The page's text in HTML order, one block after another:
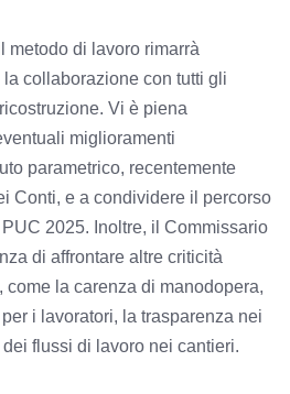
metodo di lavoro rimarrà
collaborazione con tutti gli
Vi è piena
miglioramenti
parametrico, recentemente
Conti, e a condividere il percorso
2025. Inoltre, il Commissario
di affrontare altre criticità
come la carenza di manodopera,
i lavoratori, la trasparenza nei
flussi di lavoro nei cantieri.